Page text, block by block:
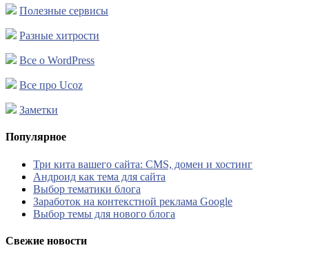
Полезные сервисы
Разные хитрости
Все о WordPress
Все про Ucoz
Заметки
Популярное
Три кита вашего сайта: CMS, домен и хостинг
Андроид как тема для сайта
Выбор тематики блога
Заработок на контекстной реклама Google
Выбор темы для нового блога
Свежие новости